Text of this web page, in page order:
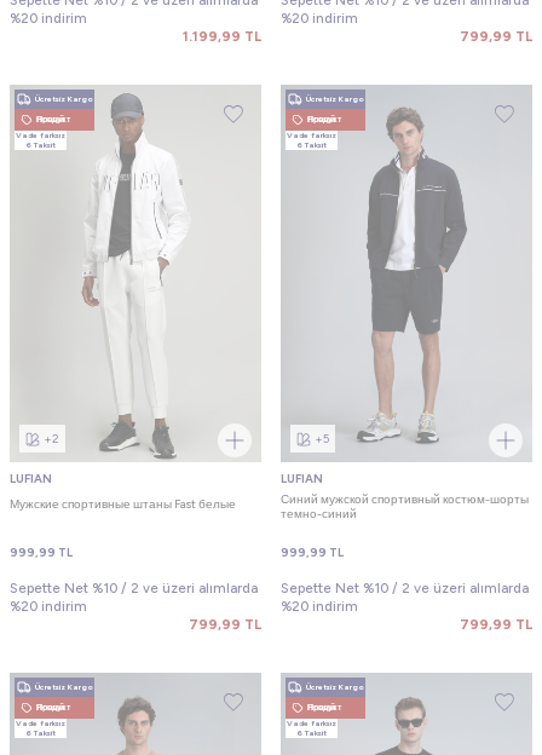
%20 indirim
1.199,99 TL
%20 indirim
799,99 TL
Ücretsiz Kargo
Новый Продукт
Vade farksız
6 Taksit
+2
LUFIAN
Мужские спортивные штаны Fast белые
999,99 TL
Sepette Net %10 / 2 ve üzeri alımlarda
%20 indirim
799,99 TL
Ücretsiz Kargo
Новый Продукт
Vade farksız
6 Taksit
+5
LUFIAN
Синий мужской спортивный костюм-шорты
темно-синий
999,99 TL
Sepette Net %10 / 2 ve üzeri alımlarda
%20 indirim
799,99 TL
Ücretsiz Kargo
Новый Продукт
Vade farksız
6 Taksit
Ücretsiz Kargo
Новый Продукт
Vade farksız
6 Taksit